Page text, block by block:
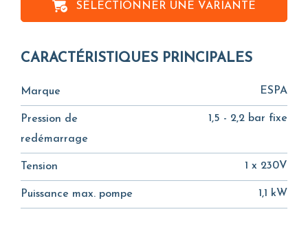
SÉLECTIONNER UNE VARIANTE
CARACTÉRISTIQUES PRINCIPALES
Marque ESPA
Pression de
redémarrage
1,5 - 2,2 bar fixe
Tension 1 x 230V
Puissance max. pompe 1,1 kW